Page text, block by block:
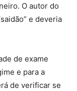
O autor do
e deveria
de exame
e para a
de verificar se